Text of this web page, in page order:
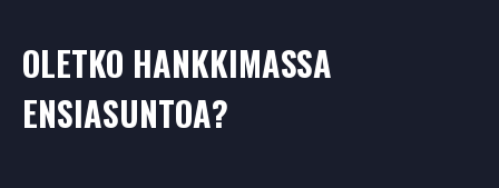
OLETKO HANKKIMASSA
ENSIASUNTOA?